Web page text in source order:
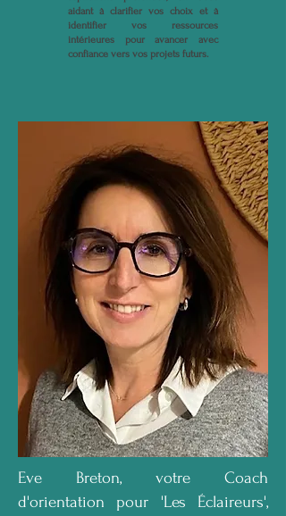
aidant à clarifier vos choix et à
identifier vos ressources
intérieures pour avancer avec
confiance vers vos projets futurs.
Eve Breton, votre Coach
d'orientation pour 'Les Éclaireurs',